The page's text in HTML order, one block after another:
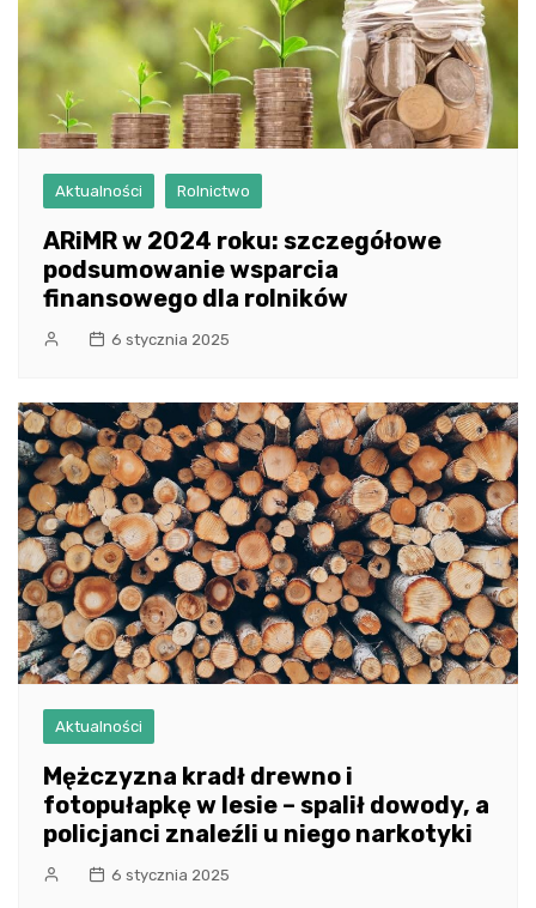
Aktualności Rolnictwo
ARiMR w 2024 roku: szczegółowe
podsumowanie wsparcia
finansowego dla rolników
6 stycznia 2025
Aktualności
Mężczyzna kradł drewno i
fotopułapkę w lesie – spalił dowody, a
policjanci znaleźli u niego narkotyki
6 stycznia 2025